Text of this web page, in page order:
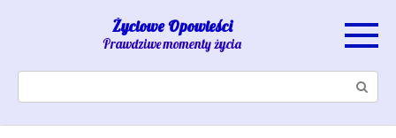
Życiowe Opowieści
Prawdziwe momenty życia